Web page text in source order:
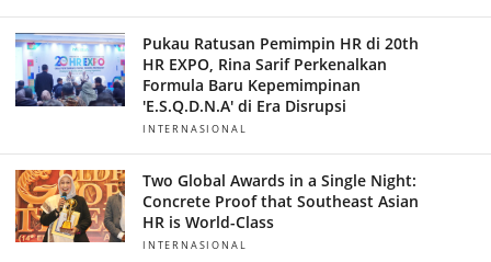
Pukau Ratusan Pemimpin HR di 20th
HR EXPO, Rina Sarif Perkenalkan
Formula Baru Kepemimpinan
'E.S.Q.D.N.A' di Era Disrupsi
INTERNASIONAL
Two Global Awards in a Single Night:
Concrete Proof that Southeast Asian
HR is World-Class
INTERNASIONAL